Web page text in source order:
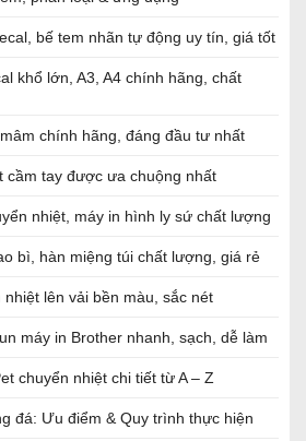
bế tem nhãn tự động uy tín, giá tốt
khổ lớn, A3, A4 chính hãng, chất
chính hãng, đáng đầu tư nhất
cầm tay được ưa chuộng nhất
nhiệt, máy in hình ly sứ chất lượng
bì, hàn miệng túi chất lượng, giá rẻ
nhiệt lên vải bền màu, sắc nét
máy in Brother nhanh, sạch, dễ làm
chuyển nhiệt chi tiết từ A – Z
đá: Ưu điểm & Quy trình thực hiện